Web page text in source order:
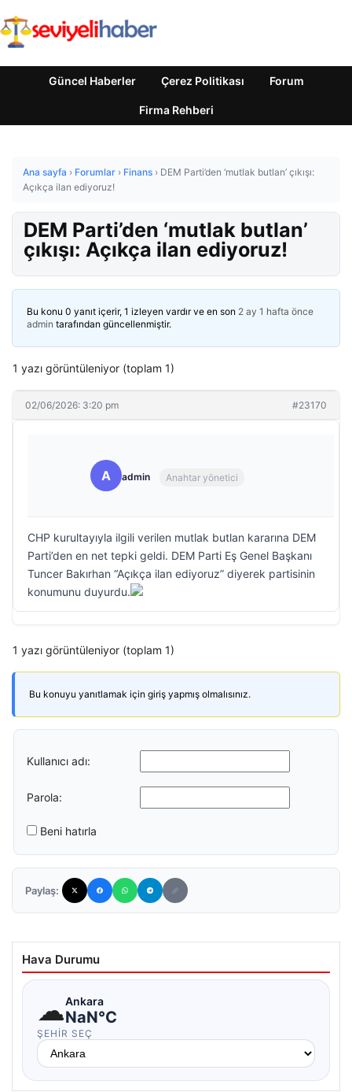
Güncel Haberler Çerez Politikası Forum
Firma Rehberi
Ana sayfa › Forumlar › Finans › DEM Parti’den ‘mutlak butlan’ çıkışı:
Açıkça ilan ediyoruz!
DEM Parti’den ‘mutlak butlan’
çıkışı: Açıkça ilan ediyoruz!
Bu konu 0 yanıt içerir, 1 izleyen vardır ve en son 2 ay 1 hafta önce
admin tarafından güncellenmiştir.
1 yazı görüntüleniyor (toplam 1)
02/06/2026: 3:20 pm #23170
A admin Anahtar yönetici
CHP kurultayıyla ilgili verilen mutlak butlan kararına DEM
Parti’den en net tepki geldi. DEM Parti Eş Genel Başkanı
Tuncer Bakırhan “Açıkça ilan ediyoruz” diyerek partisinin
konumunu duyurdu.
1 yazı görüntüleniyor (toplam 1)
Bu konuyu yanıtlamak için giriş yapmış olmalısınız.
Kullanıcı adı:
Parola:
Beni hatırla
Paylaş:
Hava Durumu
☁Ankara
NaN°C
ŞEHIR SEÇ